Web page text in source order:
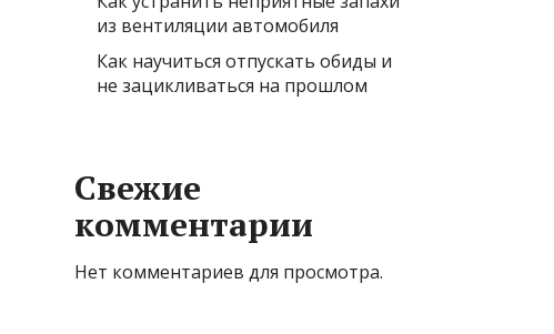
из вентиляции автомобиля
Как научиться отпускать обиды и
не зацикливаться на прошлом
Свежие
комментарии
Нет комментариев для просмотра.